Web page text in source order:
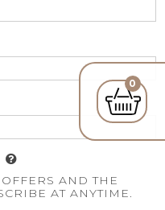
0
AND THE
AT ANYTIME.